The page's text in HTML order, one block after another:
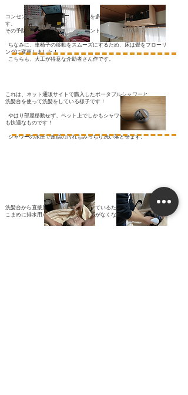
コンセントが多いため、延長コードを多用しすぎると火事が心配で
す。
その予防として、埋め込み式コンセントを活用しています！
ちなみに、車椅子の移動をスムーズにするため、床は畳をフローリ
ングに変更しました！
こちらも、大工が得意な介助者さん作です。
これは、ネット通販サイトで購入したポータブルシャワーと
洗髪台を使って洗髪をしている様子です！
やはり部屋移動せず、ベット上でしかもシャワーができるのはとて
も快適なものです！
シャワーの水圧で皮脂の汚れもみっちり洗い落とせます。
洗髪台から直接屋外に流れるようにしているため、
こまめに排水用バケツの水を流す手間がなくなりました！